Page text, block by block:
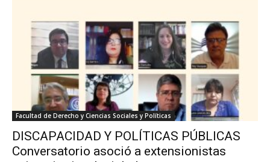
Facultad de Derecho y Ciencias Sociales y Políticas
DISCAPACIDAD Y POLÍTICAS PÚBLICAS
Conversatorio asoció a extensionistas